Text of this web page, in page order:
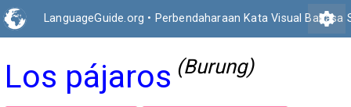
LanguageGuide.org • Perbendaharaan Kata Visual Bahasa
settings
Los pájaros (Burung)